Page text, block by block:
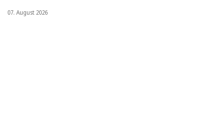
07. August 2026